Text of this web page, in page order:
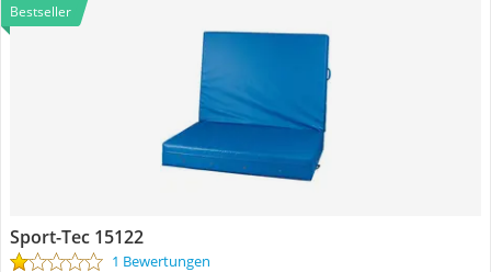
Bestseller
Sport-Tec 15122
1 Bewertungen